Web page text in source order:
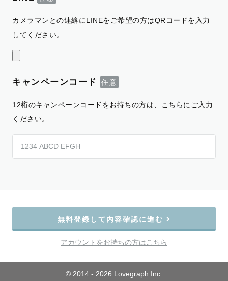
カメラマンとの連絡にLINEをご希望の方はQRコードを入力
してください。
キャンペーンコード
12桁のキャンペーンコードをお持ちの方は、こちらにご入力
ください。
無料登録して内容確認に進む
アカウントをお持ちの方はこちら
© 2014 - 2026 Lovegraph Inc.